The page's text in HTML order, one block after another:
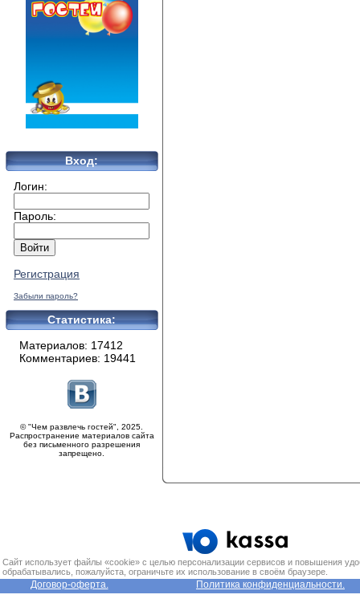
Вход:
Логин:
Пароль:
Регистрация
Забыли пароль?
Статистика:
Материалов: 17412
Комментариев: 19441
© "Чем развлечь гостей", 2025.
Распространение материалов сайта
без письменного разрешения
запрещено.
Сайт использует файлы «cookie» с целью персонализации сервисов и повышения
обрабатывались, пожалуйста, ограничьте их использование в своём браузере.
Договор-оферта. Политика конфиденциальности.